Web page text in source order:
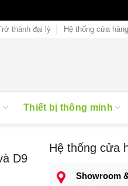
thành đại lý Hệ thống cửa hàng
Thiết bị thông minh
D9
Hệ thống cửa
Showroom